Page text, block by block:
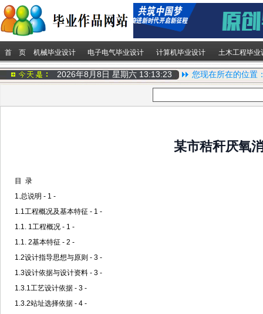
首 页 机械毕业设计 电子电气毕业设计 计算机毕业设计 土木工程毕业
2026年8月8日 星期六 13:13:23 您现在所在的位置
某市秸秆厌氧
目 录
1.总说明 - 1 -
1.1工程概况及基本特征 - 1 -
1.1. 1工程概况 - 1 -
1.1. 2基本特征 - 2 -
1.2设计指导思想与原则 - 3 -
1.3设计依据与设计资料 - 3 -
1.3.1工艺设计依据 - 3 -
1.3.2站址选择依据 - 4 -